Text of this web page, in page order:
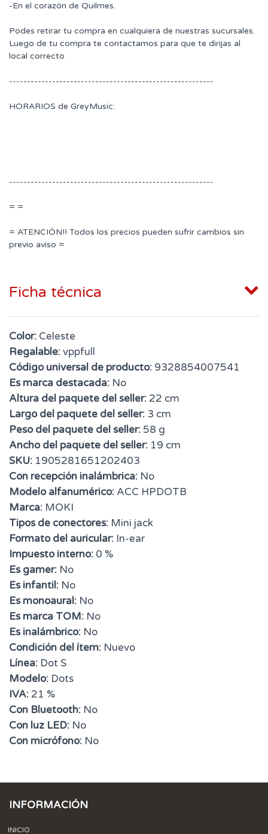
-En el corazón de Quilmes.
Podes retirar tu compra en cualquiera de nuestras sucursales.
Luego de tu compra te contactamos para que te dirijas al
local correcto
---------------------------------------------------------
HORARIOS de GreyMusic:
---------------------------------------------------------
= =
= ATENCIÓN!! Todos los precios pueden sufrir cambios sin
previo aviso =
Ficha técnica
Color: Celeste
Regalable:vppfull
Código universal de producto: 9328854007541
Es marca destacada: No
Altura del paquete del seller: 22 cm
Largo del paquete del seller: 3 cm
Peso del paquete del seller: 58 g
Ancho del paquete del seller: 19 cm
SKU: 1905281651202403
Con recepción inalámbrica: No
Modelo alfanumérico: ACC HPDOTB
Marca: MOKI
Tipos de conectores: Mini jack
Formato del auricular: In-ear
Impuesto interno: 0 %
Es gamer: No
Es infantil: No
Es monoaural: No
Es marca TOM: No
Es inalámbrico: No
Condición del ítem: Nuevo
Línea: Dot S
Modelo: Dots
IVA: 21 %
Con Bluetooth: No
Con luz LED: No
Con micrófono: No
INFORMACIÓN
INICIO